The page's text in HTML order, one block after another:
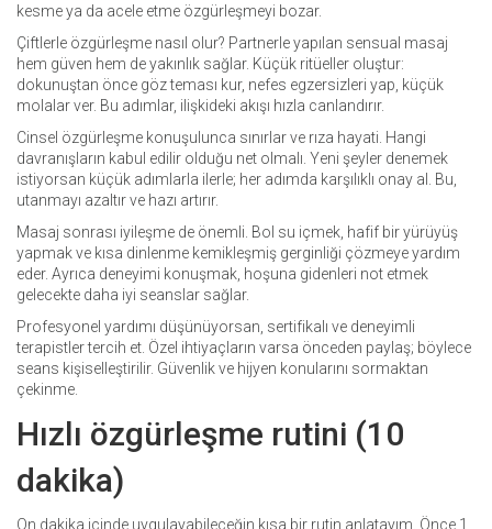
kesme ya da acele etme özgürleşmeyi bozar.
Çiftlerle özgürleşme nasıl olur? Partnerle yapılan sensual masaj
hem güven hem de yakınlık sağlar. Küçük ritüeller oluştur:
dokunuştan önce göz teması kur, nefes egzersizleri yap, küçük
molalar ver. Bu adımlar, ilişkideki akışı hızla canlandırır.
Cinsel özgürleşme konuşulunca sınırlar ve rıza hayati. Hangi
davranışların kabul edilir olduğu net olmalı. Yeni şeyler denemek
istiyorsan küçük adımlarla ilerle; her adımda karşılıklı onay al. Bu,
utanmayı azaltır ve hazı artırır.
Masaj sonrası iyileşme de önemli. Bol su içmek, hafif bir yürüyüş
yapmak ve kısa dinlenme kemikleşmiş gerginliği çözmeye yardım
eder. Ayrıca deneyimi konuşmak, hoşuna gidenleri not etmek
gelecekte daha iyi seanslar sağlar.
Profesyonel yardımı düşünüyorsan, sertifikalı ve deneyimli
terapistler tercih et. Özel ihtiyaçların varsa önceden paylaş; böylece
seans kişiselleştirilir. Güvenlik ve hijyen konularını sormaktan
çekinme.
Hızlı özgürleşme rutini (10
dakika)
On dakika içinde uygulayabileceğin kısa bir rutin anlatayım. Önce 1